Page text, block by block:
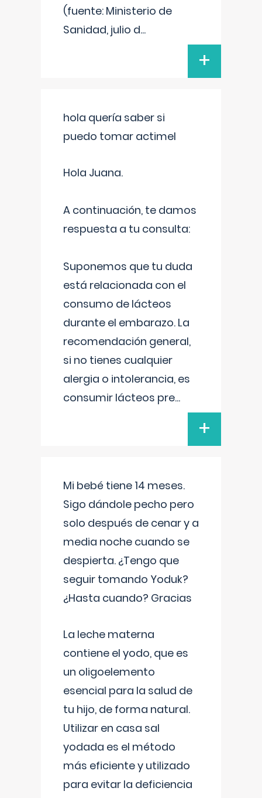
(fuente: Ministerio de
Sanidad, julio d...
+
hola quería saber si
puedo tomar actimel
Hola Juana.
A continuación, te damos
respuesta a tu consulta:
Suponemos que tu duda
está relacionada con el
consumo de lácteos
durante el embarazo. La
recomendación general,
si no tienes cualquier
alergia o intolerancia, es
consumir lácteos pre...
+
Mi bebé tiene 14 meses.
Sigo dándole pecho pero
solo después de cenar y a
media noche cuando se
despierta. ¿Tengo que
seguir tomando Yoduk?
¿Hasta cuando? Gracias
La leche materna
contiene el yodo, que es
un oligoelemento
esencial para la salud de
tu hijo, de forma natural.
Utilizar en casa sal
yodada es el método
más eficiente y utilizado
para evitar la deficiencia